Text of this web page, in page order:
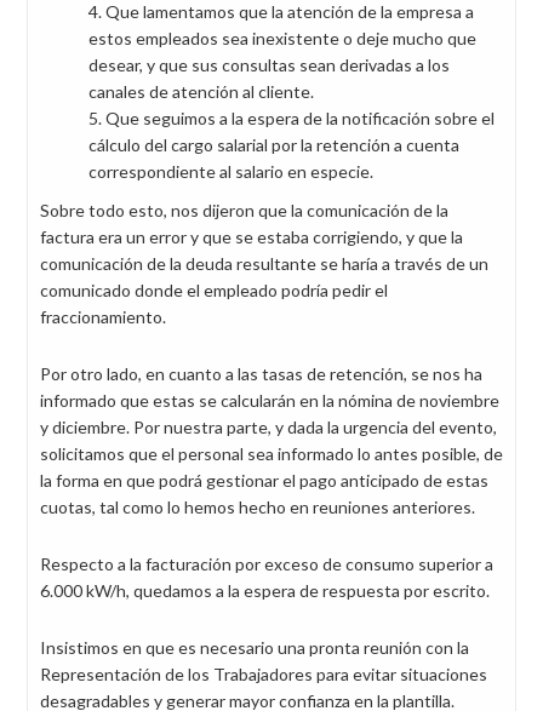
Que lamentamos que la atención de la empresa a
estos empleados sea inexistente o deje mucho que
desear, y que sus consultas sean derivadas a los
canales de atención al cliente.
Que seguimos a la espera de la notificación sobre el
cálculo del cargo salarial por la retención a cuenta
correspondiente al salario en especie.
Sobre todo esto, nos dijeron que la comunicación de la
factura era un error y que se estaba corrigiendo, y que la
comunicación de la deuda resultante se haría a través de un
comunicado donde el empleado podría pedir el
fraccionamiento.
Por otro lado, en cuanto a las tasas de retención, se nos ha
informado que estas se calcularán en la nómina de noviembre
y diciembre. Por nuestra parte, y dada la urgencia del evento,
solicitamos que el personal sea informado lo antes posible, de
la forma en que podrá gestionar el pago anticipado de estas
cuotas, tal como lo hemos hecho en reuniones anteriores.
Respecto a la facturación por exceso de consumo superior a
6.000 kW/h, quedamos a la espera de respuesta por escrito.
Insistimos en que es necesario una pronta reunión con la
Representación de los Trabajadores para evitar situaciones
desagradables y generar mayor confianza en la plantilla.